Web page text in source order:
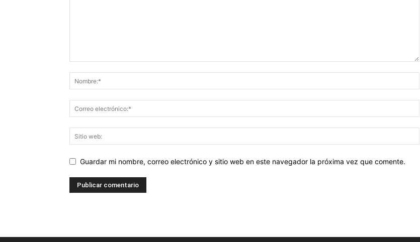
Guardar mi nombre, correo electrónico y sitio web en este navegador la próxima vez que comente.